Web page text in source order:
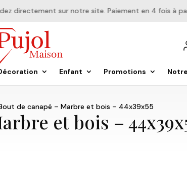
directement sur notre site. Paiement en 4 fois à
Enfant Promotions
de canapé – Marbre et bois – 44x39x55
et bois –